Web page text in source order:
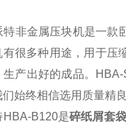
特非金属压块机是一款
有很多种用途，用于压
生产出好的成品。
始终相信选用质量精
HBA-B120是碎纸屑套